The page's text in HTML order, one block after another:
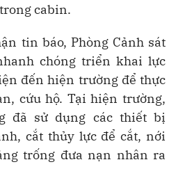
cabin.
tin báo, Phòng Cảnh sát
chóng triển khai lực
đến hiện trường để thực
cứu hộ. Tại hiện trường,
đã sử dụng các thiết bị
cắt thủy lực để cắt, nới
trống đưa nạn nhân ra